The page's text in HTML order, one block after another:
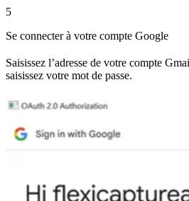
5
Se connecter à votre compte Google
Saisissez l’adresse de votre compte
saisissez votre mot de passe.